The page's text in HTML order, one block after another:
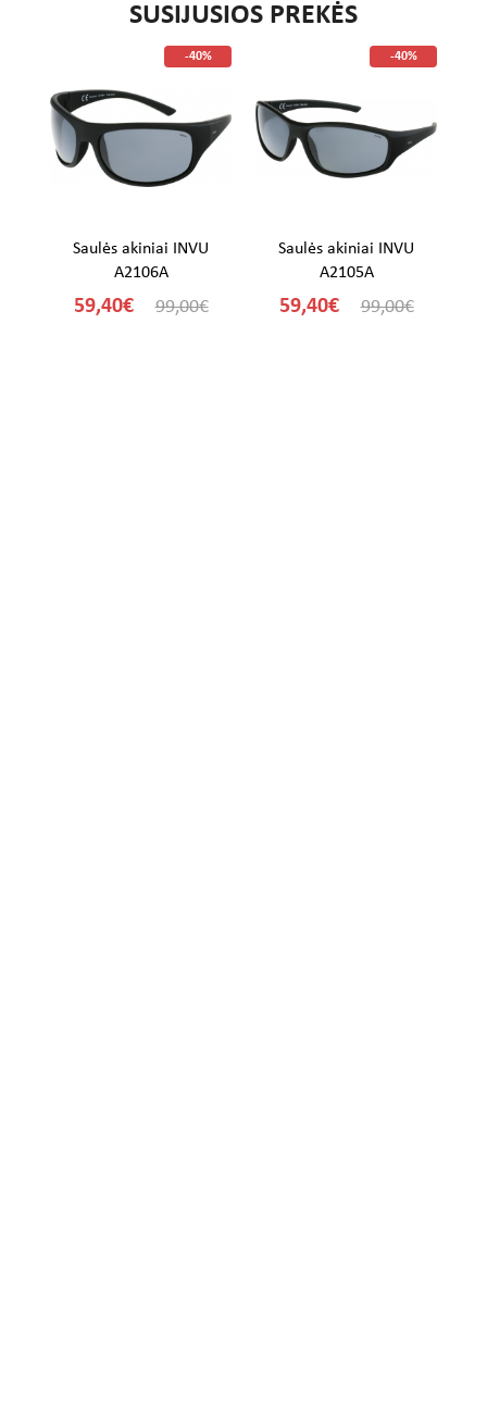
SUSIJUSIOS PREKĖS
-40%
Saulės akiniai INVU
A2106A
59,40€ 99,00€
-40%
Saulės akiniai INVU
A2105A
59,40€ 99,00€